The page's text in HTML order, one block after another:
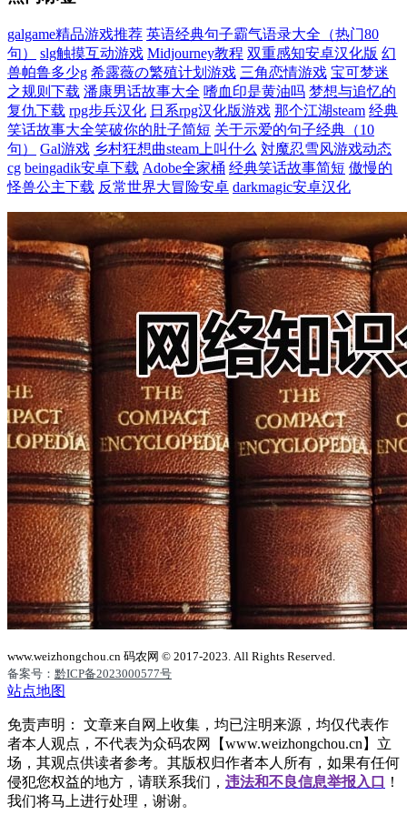
galgame精品游戏推荐 英语经典句子霸气语录大全（热门80
句）
slg触摸互动游戏 Midjourney教程 双重感知安卓汉化版 幻
兽帕鲁多少g 希露薇の繁殖计划游戏 三角恋情游戏 宝可梦迷
之规则下载 潘康男话故事大全 嗜血印是黄油吗 梦想与追忆的
复仇下载 rpg步兵汉化 日系rpg汉化版游戏 那个江湖steam 经典
笑话故事大全笑破你的肚子简短 关于示爱的句子经典（10
句）
Gal游戏 乡村狂想曲steam上叫什么 対魔忍雪风游戏动态
cg beingadik安卓下载 Adobe全家桶 经典笑话故事简短 傲慢的
怪兽公主下载 反常世界大冒险安卓 darkmagic安卓汉化
www.weizhongchou.cn 码农网 © 2017-2023. All Rights Reserved.
备案号： 黔ICP备2023000577号
站点地图
免责声明： 文章来自网上收集，均已注明来源，均仅代表作
者本人观点，不代表为众码农网【www.weizhongchou.cn】立
场，其观点供读者参考。其版权归作者本人所有，如果有任何
侵犯您权益的地方，请联系我们， 违法和不良信息举报入口
！
我们将马上进行处理，谢谢。